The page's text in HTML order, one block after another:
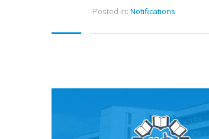
Posted in: Notifications